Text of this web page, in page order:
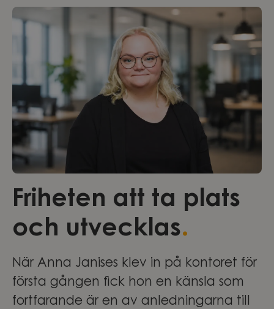
Friheten att ta plats
och utvecklas.
När Anna Janises klev in på kontoret för
första gången fick hon en känsla som
fortfarande är en av anledningarna till